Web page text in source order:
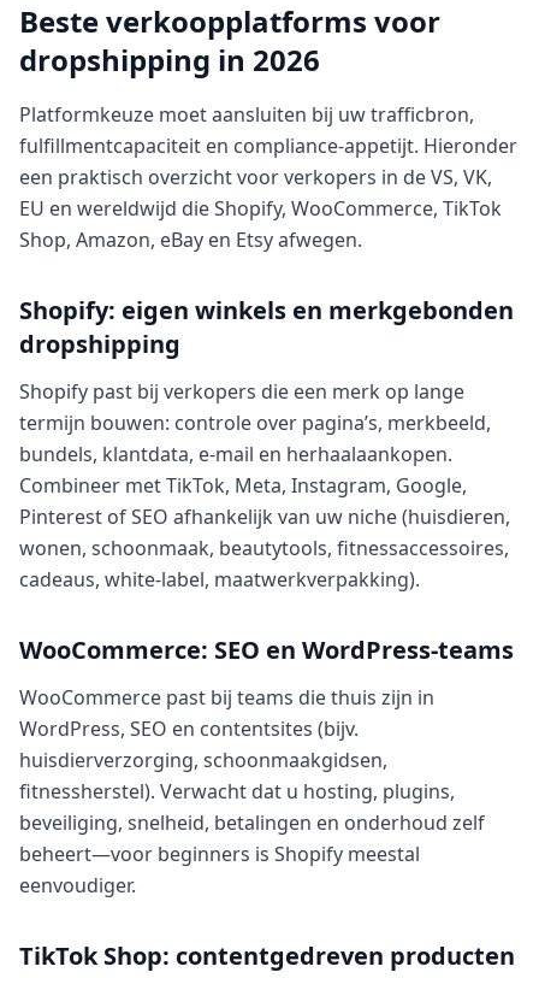
Beste verkoopplatforms voor
dropshipping in 2026
Platformkeuze moet aansluiten bij uw trafficbron,
fulfillmentcapaciteit en compliance-appetijt. Hieronder
een praktisch overzicht voor verkopers in de VS, VK,
EU en wereldwijd die Shopify, WooCommerce, TikTok
Shop, Amazon, eBay en Etsy afwegen.
Shopify: eigen winkels en merkgebonden
dropshipping
Shopify past bij verkopers die een merk op lange
termijn bouwen: controle over pagina’s, merkbeeld,
bundels, klantdata, e-mail en herhaalaankopen.
Combineer met TikTok, Meta, Instagram, Google,
Pinterest of SEO afhankelijk van uw niche (huisdieren,
wonen, schoonmaak, beautytools, fitnessaccessoires,
cadeaus, white-label, maatwerkverpakking).
WooCommerce: SEO en WordPress-teams
WooCommerce past bij teams die thuis zijn in
WordPress, SEO en contentsites (bijv.
huisdierverzorging, schoonmaakgidsen,
fitnessherstel). Verwacht dat u hosting, plugins,
beveiliging, snelheid, betalingen en onderhoud zelf
beheert—voor beginners is Shopify meestal
eenvoudiger.
TikTok Shop: contentgedreven producten